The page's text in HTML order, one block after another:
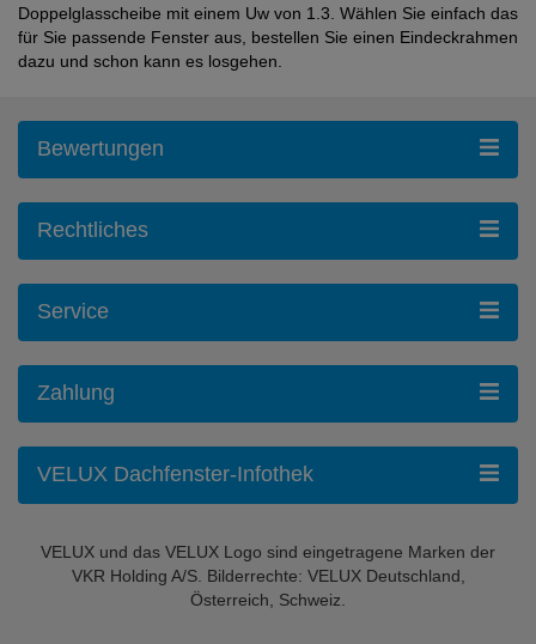
Doppelglasscheibe mit einem Uw von 1.3. Wählen Sie einfach das
für Sie passende Fenster aus, bestellen Sie einen Eindeckrahmen
dazu und schon kann es losgehen.
Bewertungen
Rechtliches
Service
Zahlung
VELUX Dachfenster-Infothek
VELUX und das VELUX Logo sind eingetragene Marken der
VKR Holding A/S. Bilderrechte: VELUX Deutschland,
Österreich, Schweiz.